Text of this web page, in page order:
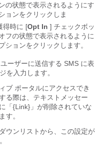
の状態で表示されるようにす
ョンをクリックしま
得時に [Opt In ] チェックボッ
フの状態で表示されるように
ションをクリックします。
ーザーに送信する SMS に表
を入力します。
ブ ポータルにアクセスでき
る際は、テキストメッセー
「{Link}」が削除されていな
す。
ウンリストから、この設定が